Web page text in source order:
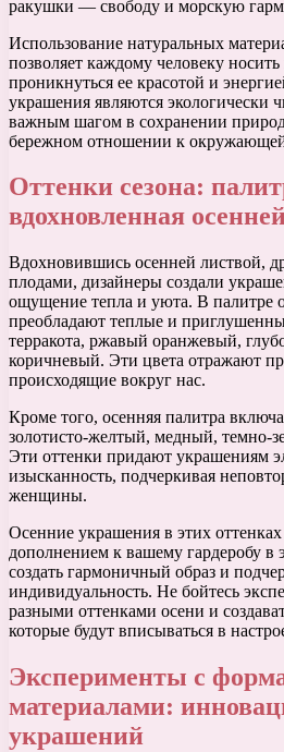
ракушки — свободу и морскую
Использование натуральных
позволяет каждому человеку
проникнуться ее красотой и
украшения являются экологически
важным шагом в сохранении
бережном отношении к окружающей
Оттенки сезона:
вдохновленная
Вдохновившись осенней листвой,
плодами, дизайнеры создали
ощущение тепла и уюта. В палитре
преобладают теплые и
терракота, ржавый оранжевый,
коричневый. Эти цвета отражают
происходящие вокруг нас.
Кроме того, осенняя палитра
золотисто-желтый, медный, темно-
Эти оттенки придают украшениям
изысканность, подчеркивая
женщины.
Осенние украшения в этих
дополнением к вашему гардеробу в
создать гармоничный образ и
индивидуальность. Не бойтесь
разными оттенками осени и
которые будут вписываться в
Эксперименты с
материалами:
украшений